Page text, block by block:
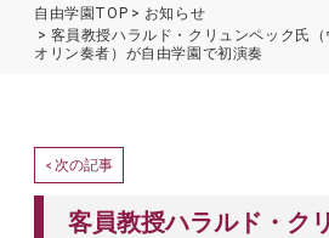
自由学園TOP
お知らせ
客員教授ハラルド・クリュンペック氏
オリン奏者）が自由学園で初演奏
< 次の記事
客員教授ハラルド・ク